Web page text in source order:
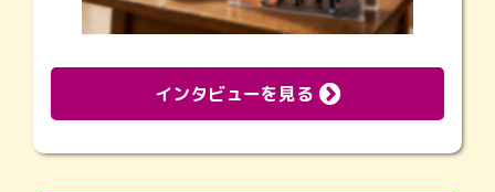
インタビューを見る